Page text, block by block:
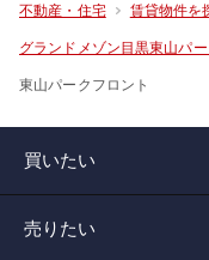
不動産・住宅 賃貸物件を
グランドメゾン目黒東山パ
東山パークフロント
買いたい
売りたい